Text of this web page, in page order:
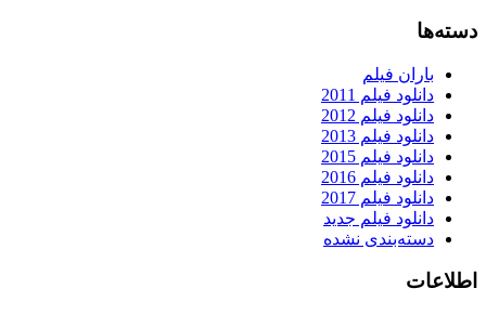
دسته‌ها
باران فیلم
دانلود فیلم 2011
دانلود فیلم 2012
دانلود فیلم 2013
دانلود فیلم 2015
دانلود فیلم 2016
دانلود فیلم 2017
دانلود فیلم جدید
دسته‌بندی نشده
اطلاعات